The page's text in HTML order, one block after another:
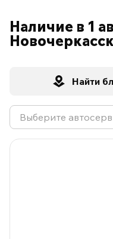
Наличие в 1
Найти